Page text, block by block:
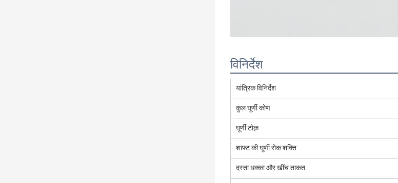
विनिर्देश
यांत्रिक विनिर्देश
कुल घूर्णी कोण
घूर्णी टोक़
शाफ्ट की घूर्णी रोक शक्ति
दस्ता धक्का और खींच ताकत